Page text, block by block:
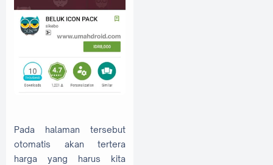
Pada halaman tersebut
otomatis akan tertera
harga yang harus kita